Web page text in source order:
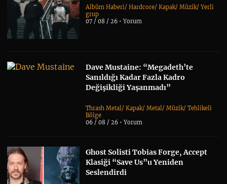
Albüm Haberi/Hardcore/Kapak/Müzik/Yerli
grup
07 / 08 / 26 •Yorum
Dave Mustaine: “Megadeth’te
Sanıldığı Kadar Fazla Kadro
Değişikliği Yaşanmadı”
Thrash Metal /Kapak/Metal /Müzik/Tehlikeli
Bölge
06 / 08 / 26 •Yorum
Ghost Solisti Tobias Forge, Accept
Klasiği “Save Us”u Yeniden
Seslendirdi